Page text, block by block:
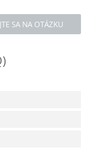
SA NA OTÁZKU